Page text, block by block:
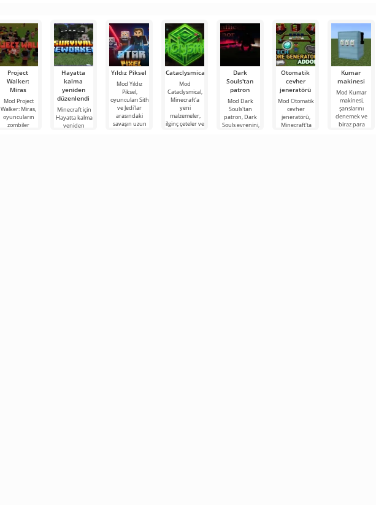
Project
Walker:
Miras
Mod Project
Walker: Miras,
oyuncuların
zombiler
Hayatta
kalma
yeniden
düzenlendi
Minecraft için
Hayatta kalma
yeniden
Yıldız Piksel
Mod Yıldız
Piksel,
oyuncuları Sith
ve Jedi'lar
arasındaki
savaşın uzun
Cataclysmical
Mod
Cataclysmical,
Minecraft'a
yeni
malzemeler,
ilginç çeteler ve
Dark
Souls'tan
patron
Mod Dark
Souls'tan
patron, Dark
Souls evrenini,
Otomatik
cevher
jeneratörü
Mod Otomatik
cevher
jeneratörü,
Minecraft'ta
Kumar
makinesi
Mod Kumar
makinesi,
şanslarını
denemek ve
biraz para